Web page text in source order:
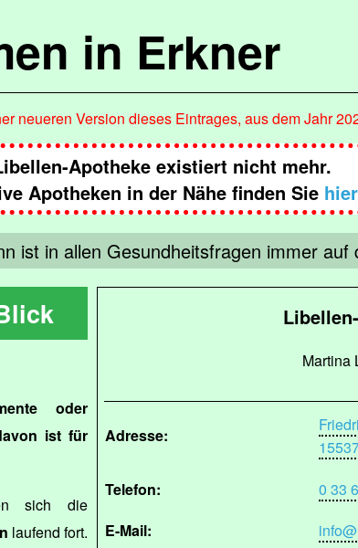
in Erkner
neueren Version dieses Eintrages, aus dem Jahr
Apotheke existiert nicht mehr.
Apotheken in der Nähe finden Sie hier
ist in allen Gesundheitsfragen immer auf
Martina
Adresse:
Telefon:
0 33
E-Mail:
oder
ist für
sich die
laufend fort.